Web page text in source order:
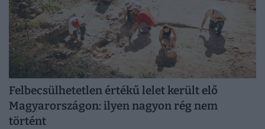
Felbecsülhetetlen értékű lelet került elő
Magyarországon: ilyen nagyon rég nem
történt